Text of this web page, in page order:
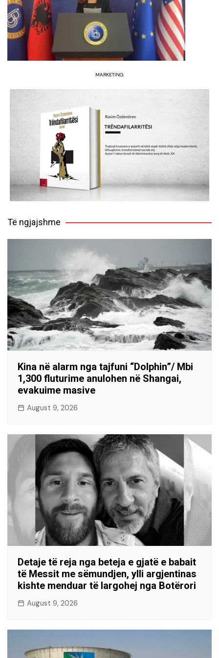
MARKETING
Të ngjajshme
Kina në alarm nga tajfuni “Dolphin”/ Mbi
1,300 fluturime anulohen në Shangai,
evakuime masive
August 9, 2026
Detaje të reja nga beteja e gjatë e babait
të Messit me sëmundjen, ylli argjentinas
kishte menduar të largohej nga Botërori
August 9, 2026